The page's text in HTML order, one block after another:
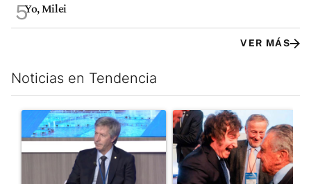
5Yo, Milei
VER MÁS
Noticias en Tendencia
Este listado muestra los artículos con más comentarios en los
Un artículo de tendencia con el título "El Banco Central no
Un artículo de tendencia con